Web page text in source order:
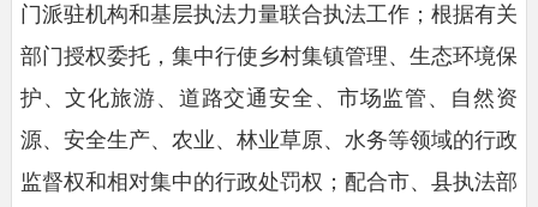
门派驻机构和基层执法力量联合执法工作；根据有关
部门授权委托，集中行使乡村集镇管理、生态环境保
护、文化旅游、道路交通安全、市场监管、自然资
源、安全生产、农业、林业草原、水务等领域的行政
监督权和相对集中的行政处罚权；配合市、县执法部